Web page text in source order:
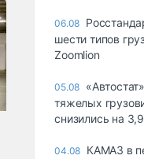
06.08
шести типов
Zoomlion
05.08
тяжелых
снизились на
04.08 КАМАЗ в